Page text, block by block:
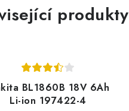
produkty
BL1860B 18V 6Ah
Li-ion 197422-4